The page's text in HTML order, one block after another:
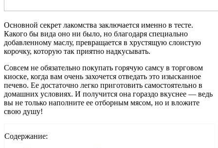
Основной секрет лакомства заключается именно в тесте.
Какого бы вида оно ни было, но благодаря специально
добавленному маслу, превращается в хрустящую слоистую
корочку, которую так приятно надкусывать.
Совсем не обязательно покупать горячую самсу в торговом
киоске, когда вам очень захочется отведать это изысканное
печево. Ее достаточно легко приготовить самостоятельно в
домашних условиях. И получится она гораздо вкуснее — ведь
вы не только наполните ее отборным мясом, но и вложите
свою душу!
Содержание: